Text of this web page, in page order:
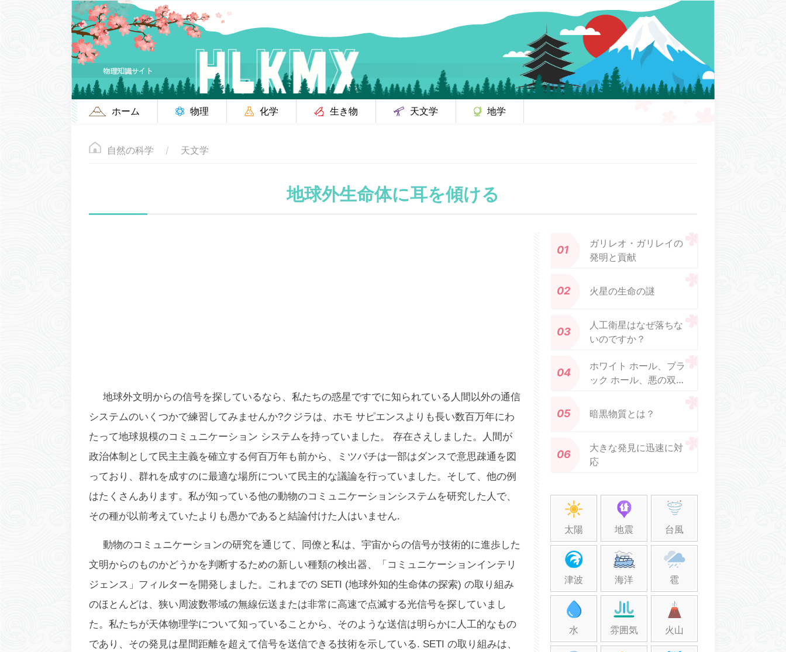
ホーム 物理 化学 生き物 天文学 地学
自然の科学 天文学
地球外生命体に耳を傾ける
地球外文明からの信号を探しているなら、私たちの惑星ですでに知られている人間以外の通信
システムのいくつかで練習してみませんか?クジラは、 ホモ サピエンス よりも長い数百万年にわ
たって地球規模のコミュニケーション システムを持っていました。 存在さえしました。人間が
政治体制として民主主義を確立する何百万年も前から、ミツバチは一部はダンスで意思疎通を図
っており、群れを成すのに最適な場所について民主的な議論を行っていました。そして、他の例
はたくさんあります。私が知っている他の動物のコミュニケーションシステムを研究した人で、
その種が以前考えていたよりも愚かであると結論付けた人はいません.
動物のコミュニケーションの研究を通じて、同僚と私は、宇宙からの信号が技術的に進歩した
文明からのものかどうかを判断するための新しい種類の検出器、「コミュニケーションインテリ
ジェンス」フィルターを開発しました。これまでの SETI (地球外知的生命体の探索) の取り組み
のほとんどは、狭い周波数帯域の無線伝送または非常に高速で点滅する光信号を探していまし
た。私たちが天体物理学について知っていることから、そのような送信は明らかに人工的なもの
であり、その発見は星間距離を超えて信号を送信できる技術を示している. SETI の取り組みは、
ガリレオ・ガリレイの
発明と貢献
火星の生命の謎
人工衛星はなぜ落ちな
いのですか？
ホワイト ホール、ブラ
ック ホール、悪の双子
暗黒物質とは？
大きな発見に迅速に対
応
太陽 地震 台風
津波 海洋 雹
水 雰囲気 火山